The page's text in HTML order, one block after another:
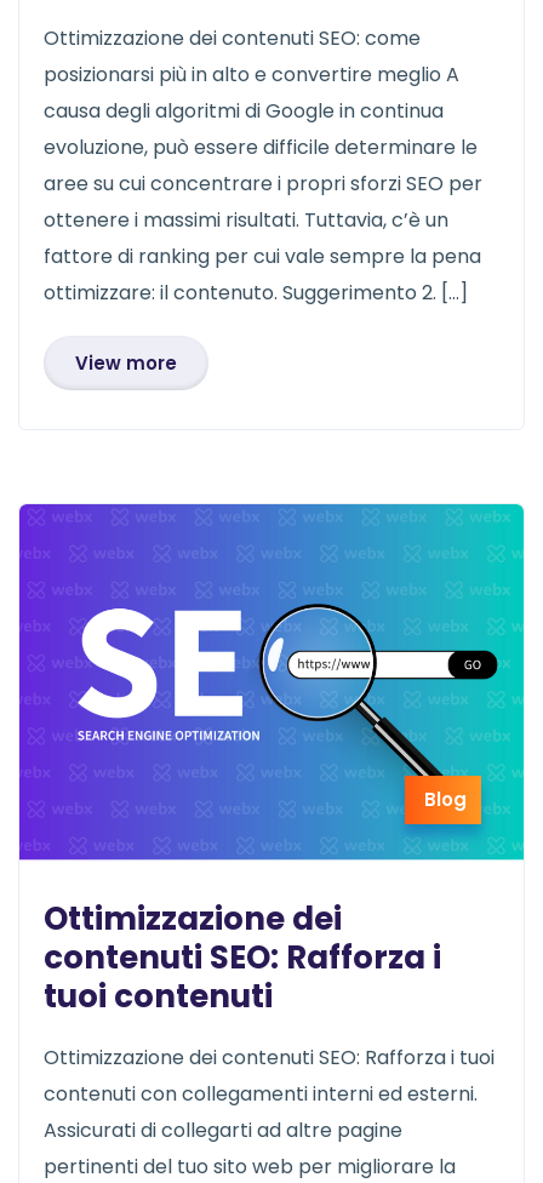
Ottimizzazione dei contenuti SEO: come
posizionarsi più in alto e convertire meglio A
causa degli algoritmi di Google in continua
evoluzione, può essere difficile determinare le
aree su cui concentrare i propri sforzi SEO per
ottenere i massimi risultati. Tuttavia, c’è un
fattore di ranking per cui vale sempre la pena
ottimizzare: il contenuto. Suggerimento 2. […]
View more
Blog
Ottimizzazione dei
contenuti SEO: Rafforza i
tuoi contenuti
Ottimizzazione dei contenuti SEO: Rafforza i tuoi
contenuti con collegamenti interni ed esterni.
Assicurati di collegarti ad altre pagine
pertinenti del tuo sito web per migliorare la